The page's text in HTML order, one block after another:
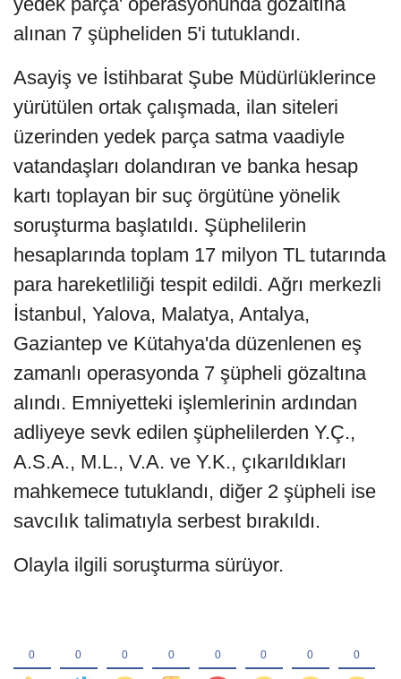
alınan 7 şüpheliden 5'i tutuklandı.
Asayiş ve İstihbarat Şube Müdürlüklerince
yürütülen ortak çalışmada, ilan siteleri
üzerinden yedek parça satma vaadiyle
vatandaşları dolandıran ve banka hesap
kartı toplayan bir suç örgütüne yönelik
soruşturma başlatıldı. Şüphelilerin
hesaplarında toplam 17 milyon TL tutarında
para hareketliliği tespit edildi. Ağrı merkezli
İstanbul, Yalova, Malatya, Antalya,
Gaziantep ve Kütahya'da düzenlenen eş
zamanlı operasyonda 7 şüpheli gözaltına
alındı. Emniyetteki işlemlerinin ardından
adliyeye sevk edilen şüphelilerden Y.Ç.,
A.S.A., M.L., V.A. ve Y.K., çıkarıldıkları
mahkemece tutuklandı, diğer 2 şüpheli ise
savcılık talimatıyla serbest bırakıldı.
Olayla ilgili soruşturma sürüyor.